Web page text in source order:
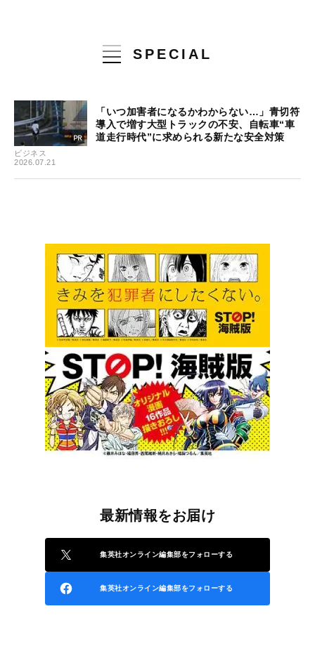
SPECIAL
ビジネス
2026.07.21
「いつ加害者になるかわからない…」青切符
導入で増す大型トラックの不安、自転車“車
道走行時代”に求められる新たな安全対策
最新情報をお届け
集英社オンライン編集部をフォローする
集英社オンライン編集部をフォローする